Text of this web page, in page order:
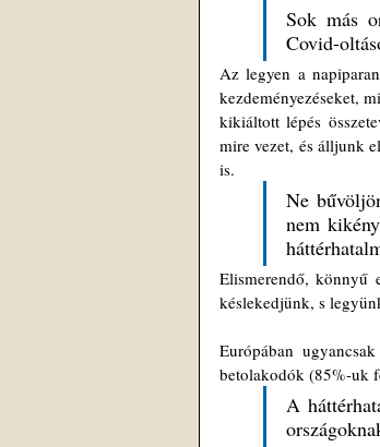
Sok más
Covid-
Az legyen a
kezdeményezéseket,
kikiáltott lépés
mire vezet, és álljunk
is.
Ne
nem
Elismerendő, könnyű
késlekedjünk, s
Európában
betolakodók (85%-uk
A